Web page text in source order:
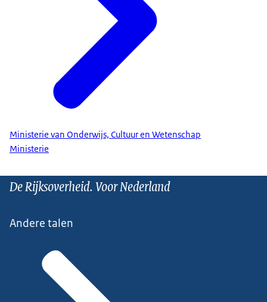
Ministerie van Onderwijs, Cultuur en Wetenschap
Ministerie
De Rijksoverheid. Voor Nederland
Andere talen